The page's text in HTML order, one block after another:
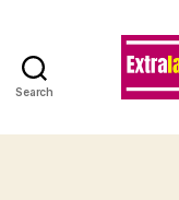
Search